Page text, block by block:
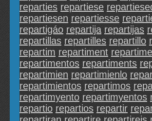
reparties repartiese
repartiesen repartiesse
repartigáo repartija repartijas
repartillas repartilles repartillo
repartim repartiment
repartimentos repartiments
repartimien repartimienlo
repartimientos repartimos
repartimyento repartimyentos
repartio repartios repartir